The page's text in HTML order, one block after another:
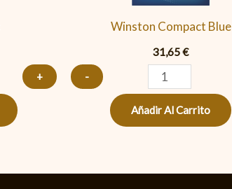
+
Winston Compact Blue
31,65€
-
Añadir Al Carrito